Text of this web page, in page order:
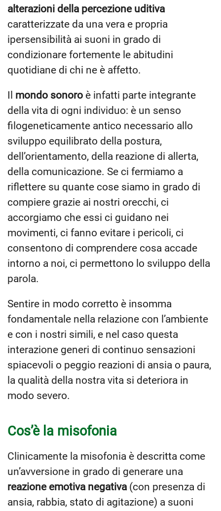
alterazioni della percezione uditiva
caratterizzate da una vera e propria
ipersensibilità ai suoni in grado di
condizionare fortemente le abitudini
quotidiane di chi ne è affetto.
Il mondo sonoro è infatti parte integrante
della vita di ogni individuo: è un senso
filogeneticamente antico necessario allo
sviluppo equilibrato della postura,
dell’orientamento, della reazione di allerta,
della comunicazione. Se ci fermiamo a
riflettere su quante cose siamo in grado di
compiere grazie ai nostri orecchi, ci
accorgiamo che essi ci guidano nei
movimenti, ci fanno evitare i pericoli, ci
consentono di comprendere cosa accade
intorno a noi, ci permettono lo sviluppo della
parola.
Sentire in modo corretto è insomma
fondamentale nella relazione con l’ambiente
e con i nostri simili, e nel caso questa
interazione generi di continuo sensazioni
spiacevoli o peggio reazioni di ansia o paura,
la qualità della nostra vita si deteriora in
modo severo.
Cos’è la misofonia
Clinicamente la misofonia è descritta come
un’avversione in grado di generare una
reazione emotiva negativa(con presenza di
ansia, rabbia, stato di agitazione) a suoni